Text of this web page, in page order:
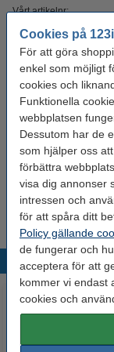
Cookies på
För att göra
enkel som möjligt
cookies och
Funktionella
webbplatsen
Dessutom har de
som hjälper oss
förbättra
visa dig annonser
intressen och
för att spåra ditt
Policy gällande
de fungerar och
acceptera för att
kommer vi endast
cookies och
Vårt artikelnr:
Behöver du fler?
Köp
150 kr
24 kr